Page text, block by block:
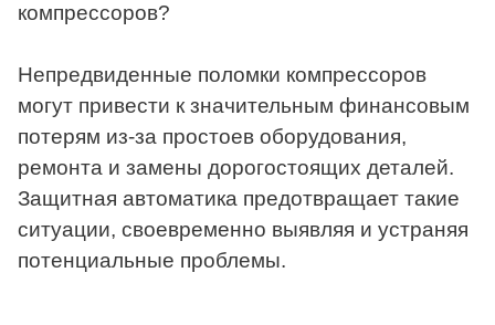
компрессоров?
Непредвиденные поломки компрессоров
могут привести к значительным финансовым
потерям из-за простоев оборудования,
ремонта и замены дорогостоящих деталей.
Защитная автоматика предотвращает такие
ситуации, своевременно выявляя и устраняя
потенциальные проблемы.